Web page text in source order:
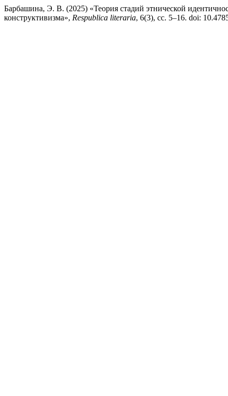
Барбашина, Э. В. (2025) «Теория стадий этнической
конструктивизма», Respublica literaria, 6(3), сс. 5–16. doi: